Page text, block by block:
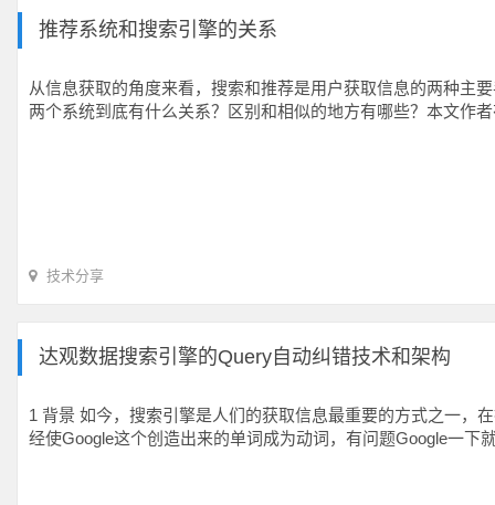
推荐系统和搜索引擎的关系
从信息获取的角度来看，搜索和推荐是用户获取信息的两种主
两个系统到底有什么关系？区别和相似的地方有哪些？本文
技术分享
达观数据搜索引擎的Query自动纠错技术和架构
1 背景 如今，搜索引擎是人们的获取信息最重要的方式之一，
经使Google这个创造出来的单词成为动词，有问题Google一